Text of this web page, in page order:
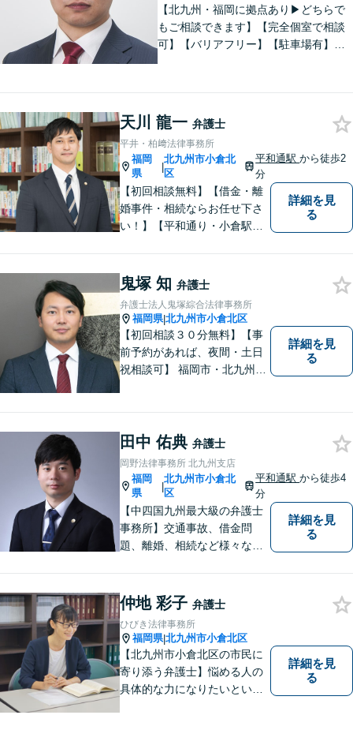
【北九州・福岡に拠点あり▶どちらで
もご相談できます】【完全個室で相談
可】【バリアフリー】【駐車場有】法
活かした総合力で課題解決をサポート
します。お悩みの方はご相談くださ
い。
天川 龍一 弁護士
平井・柏﨑法律事務所
福岡
県
|
北九州市小倉北
区
平和通駅から徒歩2
分
【初回相談無料】【借金・離
婚事件・相続ならお任せ下さ
い！】【平和通り・小倉駅近
詳細を見
る
鬼塚 知 弁護士
弁護士法人鬼塚綜合法律事務所
福岡県|北九州市小倉北区
【初回相談３０分無料】【事
前予約があれば、夜間・土日
祝相談可】 福岡市・北九州市
れています。 スピーディーか
つ依頼者様満足の高い事件処
理をモットーにしています。
詳細を見
る
田中 佑典 弁護士
岡野法律事務所 北九州支店
福岡
県
|
北九州市小倉北
区
平和通駅から徒歩4
分
【中四国九州最大級の弁護士
事務所】交通事故、借金問
題、離婚、相続など様々な問
まずはお気軽にご相談くださ
い！
詳細を見
る
仲地 彩子 弁護士
ひびき法律事務所
福岡県|北九州市小倉北区
【北九州市小倉北区の市民に
寄り添う弁護士】悩める人の
具体的な力になりたいという
詳細を見
る